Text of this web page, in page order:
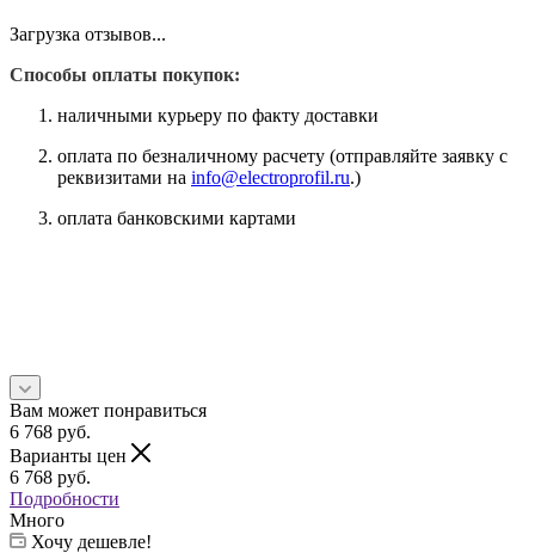
Загрузка отзывов...
Способы оплаты покупок:
наличными курьеру по факту доставки
оплата по безналичному расчету (отправляйте заявку с
реквизитами на info@electroprofil.ru.)
оплата банковскими картами
Вам может понравиться
6 768 руб.
Варианты цен
6 768 руб.
Подробности
Много
Хочу дешевле!